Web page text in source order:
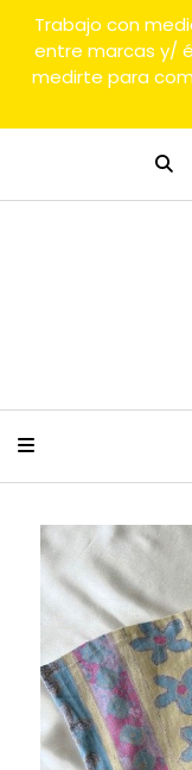
Trabajo con
entre marcas y/
medirte para